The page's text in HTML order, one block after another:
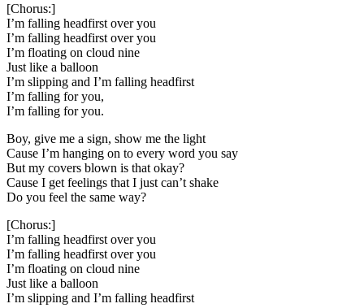
[Chorus:]
I’m falling headfirst over you
I’m falling headfirst over you
I’m floating on cloud nine
Just like a balloon
I’m slipping and I’m falling headfirst
I’m falling for you,
I’m falling for you.
Boy, give me a sign, show me the light
Cause I’m hanging on to every word you say
But my covers blown is that okay?
Cause I get feelings that I just can’t shake
Do you feel the same way?
[Chorus:]
I’m falling headfirst over you
I’m falling headfirst over you
I’m floating on cloud nine
Just like a balloon
I’m slipping and I’m falling headfirst